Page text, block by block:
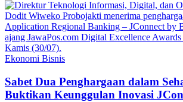
Ekonomi Bisnis
Sabet Dua Penghargaan dalam
Buktikan Keunggulan Inovasi